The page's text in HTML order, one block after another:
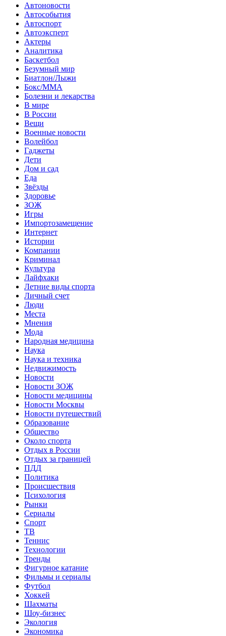
Автоновости
Автособытия
Автоспорт
Автоэксперт
Актеры
Аналитика
Баскетбол
Безумный мир
Биатлон/Лыжи
Бокс/MMA
Болезни и лекарства
В мире
В России
Вещи
Военные новости
Волейбол
Гаджеты
Дети
Дом и сад
Еда
Звёзды
Здоровье
ЗОЖ
Игры
Импортозамещение
Интернет
Истории
Компании
Криминал
Культура
Лайфхаки
Летние виды спорта
Личный счет
Люди
Места
Мнения
Мода
Народная медицина
Наука
Наука и техника
Недвижимость
Новости
Новости ЗОЖ
Новости медицины
Новости Москвы
Новости путешествий
Образование
Общество
Около спорта
Отдых в России
Отдых за границей
ПДД
Политика
Происшествия
Психология
Рынки
Сериалы
Спорт
ТВ
Теннис
Технологии
Тренды
Фигурное катание
Фильмы и сериалы
Футбол
Хоккей
Шахматы
Шоу-бизнес
Экология
Экономика